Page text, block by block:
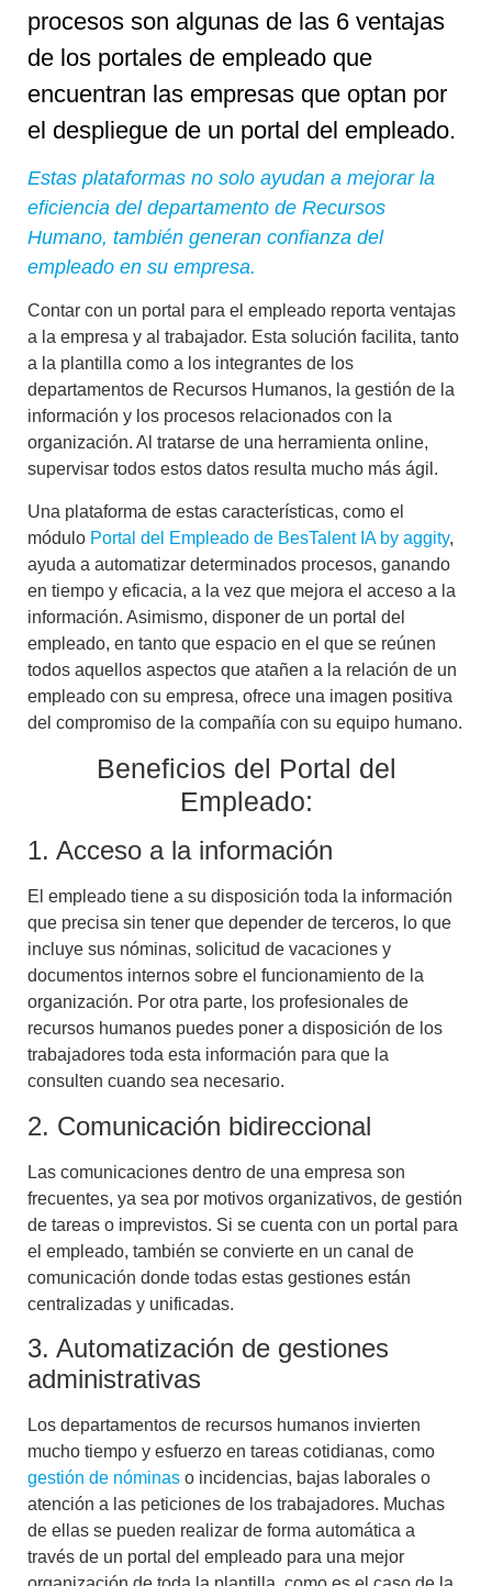
procesos son algunas de las 6 ventajas
de los portales de empleado que
encuentran las empresas que optan por
el despliegue de un portal del empleado.
Estas plataformas no solo ayudan a mejorar la
eficiencia del departamento de Recursos
Humano, también generan confianza del
empleado en su empresa.
Contar con un portal para el empleado reporta ventajas
a la empresa y al trabajador. Esta solución facilita, tanto
a la plantilla como a los integrantes de los
departamentos de Recursos Humanos, la gestión de la
información y los procesos relacionados con la
organización. Al tratarse de una herramienta online,
supervisar todos estos datos resulta mucho más ágil.
Una plataforma de estas características, como el
módulo Portal del Empleado de BesTalent IA by aggity,
ayuda a automatizar determinados procesos, ganando
en tiempo y eficacia, a la vez que mejora el acceso a la
información. Asimismo, disponer de un portal del
empleado, en tanto que espacio en el que se reúnen
todos aquellos aspectos que atañen a la relación de un
empleado con su empresa, ofrece una imagen positiva
del compromiso de la compañía con su equipo humano.
Beneficios del Portal del
Empleado:
1. Acceso a la información
El empleado tiene a su disposición toda la información
que precisa sin tener que depender de terceros, lo que
incluye sus nóminas, solicitud de vacaciones y
documentos internos sobre el funcionamiento de la
organización. Por otra parte, los profesionales de
recursos humanos puedes poner a disposición de los
trabajadores toda esta información para que la
consulten cuando sea necesario.
2. Comunicación bidireccional
Las comunicaciones dentro de una empresa son
frecuentes, ya sea por motivos organizativos, de gestión
de tareas o imprevistos. Si se cuenta con un portal para
el empleado, también se convierte en un canal de
comunicación donde todas estas gestiones están
centralizadas y unificadas.
3. Automatización de gestiones
administrativas
Los departamentos de recursos humanos invierten
mucho tiempo y esfuerzo en tareas cotidianas, como
gestión de nóminas o incidencias, bajas laborales o
atención a las peticiones de los trabajadores. Muchas
de ellas se pueden realizar de forma automática a
través de un portal del empleado para una mejor